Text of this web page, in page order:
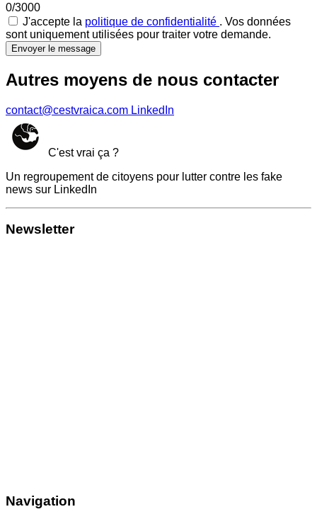
0/3000
J'accepte la politique de confidentialité . Vos données
sont uniquement utilisées pour traiter votre demande.
Envoyer le message
Autres moyens de nous contacter
contact@cestvraica.com LinkedIn
C'est vrai ça ?
Un regroupement de citoyens pour lutter contre les fake
news sur LinkedIn
Newsletter
Navigation